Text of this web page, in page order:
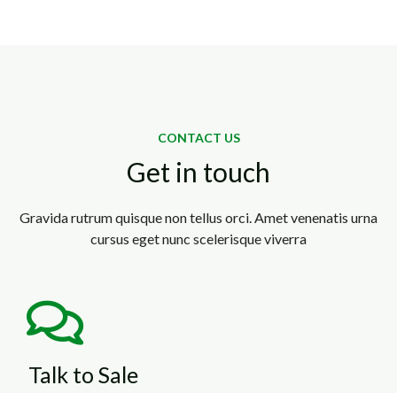
CONTACT US
Get in touch
Gravida rutrum quisque non tellus orci. Amet venenatis urna
cursus eget nunc scelerisque viverra
Talk to Sale